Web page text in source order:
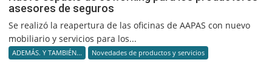
asesores de seguros
Se realizó la reapertura de las oficinas de AAPAS con nuevo
mobiliario y servicios para los...
ADEMÁS. Y TAMBIÉN... Novedades de productos y servicios